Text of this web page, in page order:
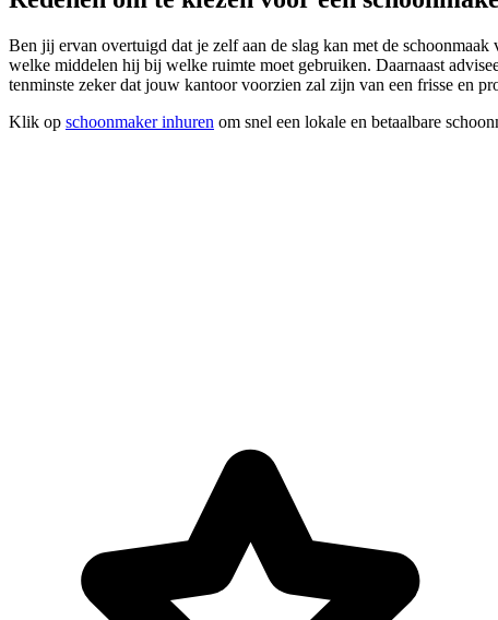
Ben jij ervan overtuigd dat je zelf aan de slag kan met de
welke middelen hij bij welke ruimte moet gebruiken. Daarnaast
tenminste zeker dat jouw kantoor voorzien zal zijn van een frisse en
Klik op schoonmaker inhuren om snel een lokale en betaalbare